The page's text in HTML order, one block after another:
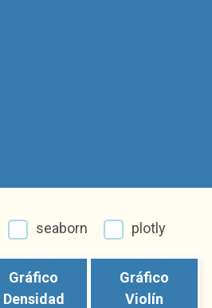
seaborn plotly
Gráfico
Densidad
Gráfico
Violín